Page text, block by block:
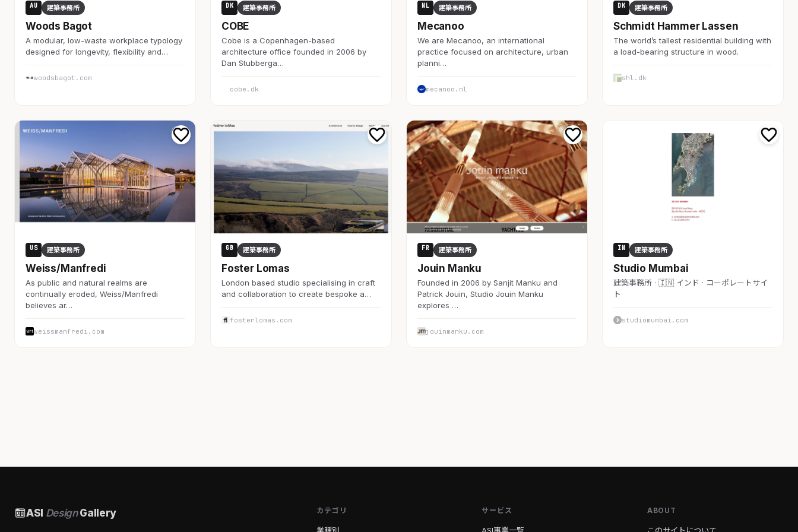
AU 建築事務所
Woods Bagot
A modular, low-waste workplace typology
designed for longevity, flexibility and…
woodsbagot.com
DK 建築事務所
COBE
Cobe is a Copenhagen-based
architecture office founded in 2006 by
Dan Stubberga…
cobe.dk
NL 建築事務所
Mecanoo
We are Mecanoo, an international
practice focused on architecture, urban
planni…
mecanoo.nl
DK 建築事務所
Schmidt Hammer Lassen
The world’s tallest residential building with
a load-bearing structure in wood.
shl.dk
US 建築事務所
Weiss/Manfredi
As public and natural realms are
continually eroded, Weiss/Manfredi
believes ar…
weissmanfredi.com
GB 建築事務所
Foster Lomas
London based studio specialising in craft
and collaboration to create bespoke a…
fosterlomas.com
FR 建築事務所
Jouin Manku
Founded in 2006 by Sanjit Manku and
Patrick Jouin, Studio Jouin Manku
explores …
jouinmanku.com
IN 建築事務所
Studio Mumbai
建築事務所 · 🇮🇳 インド · コーポレートサイ
ト
studiomumbai.com
ASI DesignGallery カテゴリ
業種別
サービス
ASI事業一覧
ABOUT
このサイトについて